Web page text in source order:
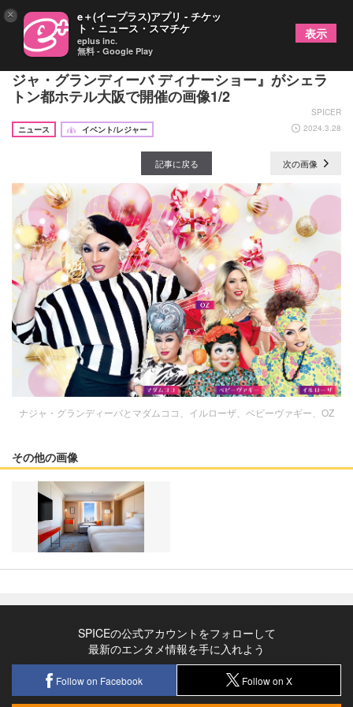
ドラァグクイーンたちによるスペシャルナイト『ナ
ジャ・グランディーバ ディナーショー』がシェラ
トン都ホテル大阪で開催の画像1/2
SPICER
ニュース
イベント/レジャー 2024.3.28
記事に戻る 次の画像
ナジャ・グランディーバとマダムココ、イルローザ、ベビーヴァギー、OZ
その他の画像
SPICEの公式アカウントをフォローして
最新のエンタメ情報を手に入れよう
Follow on Facebook Follow on X
× e＋(イープラス)アプリ - チケッ
ト・ニュース・スマチケ
eplus inc.
無料 - Google Play
表示